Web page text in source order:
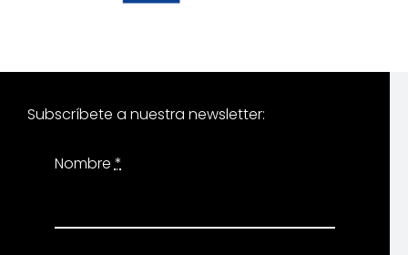
Subscríbete a nuestra newsletter:
Nombre *